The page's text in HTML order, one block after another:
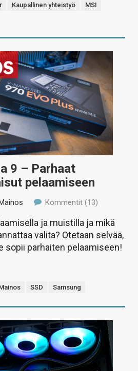
Kaupallinen yhteistyö
MSI
9 – Parhaat
pelaamiseen
Kommentit (13)
ja muistilla ja mikä
valita? Otetaan selvää,
sopii parhaiten pelaamiseen!
SSD Samsung